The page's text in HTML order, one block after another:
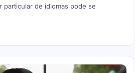
particular de idiomas pode se